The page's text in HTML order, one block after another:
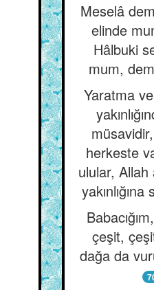
Meselâ
elinde
Hâlbuki
mum,
Yaratma
herkeste
ulular, Allah
çeşit,
dağa da